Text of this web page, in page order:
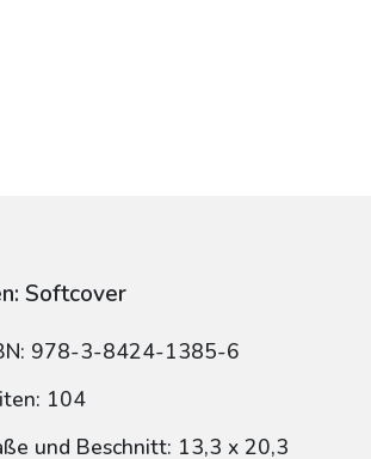
Softcover
978-3-8424-1385-6
104
und Beschnitt: 13,3 x 20,3